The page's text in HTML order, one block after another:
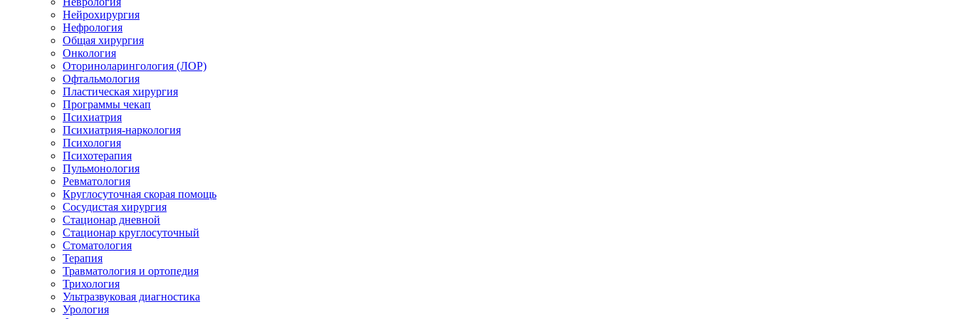
Нейрохирургия
Нефрология
Общая хирургия
Онкология
Оториноларингология (ЛОР)
Офтальмология
Пластическая хирургия
Программы чекап
Психиатрия
Психиатрия-наркология
Психология
Психотерапия
Пульмонология
Ревматология
Круглосуточная скорая помощь
Сосудистая хирургия
Стационар дневной
Стационар круглосуточный
Стоматология
Терапия
Травматология и ортопедия
Трихология
Ультразвуковая диагностика
Урология